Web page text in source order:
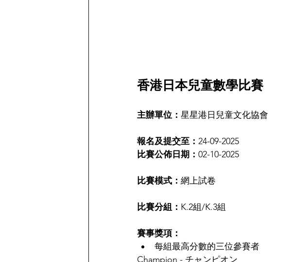
香港日本兒童數學比賽
主辦單位： 星星港日兒童文化協會
報名及提交至： 24-09-2025
比賽公佈日期： 02-10-2025
比賽模式： 網上試卷
比賽分組： K.2組/K.3組
賽事獎項：
每組最高分數的三位參賽者
Champion - チャンピオン